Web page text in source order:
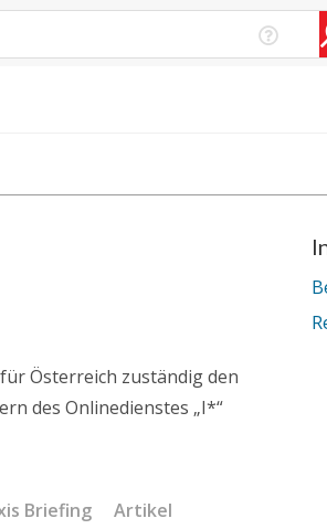
Österreich zuständig den
des Onlinedienstes „I*“
Briefing Artikel